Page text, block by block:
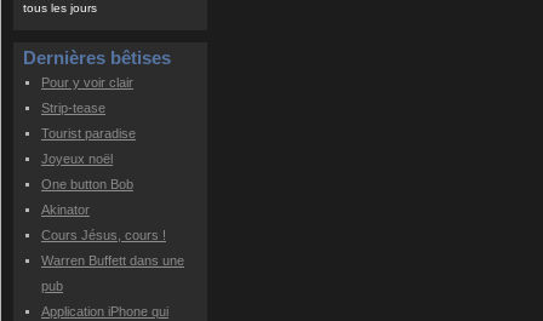
tous les jours
Dernières bêtises
Pour y voir clair
Strip-tease
Tourist paradise
Joyeux noël
One button Bob
Akinator
Cours Jésus, cours !
Warren Buffett dans une
pub
Application iPhone qui